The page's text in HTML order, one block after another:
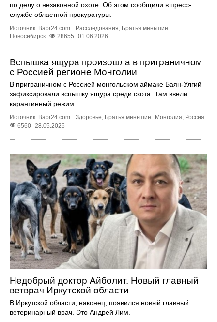
по делу о незаконной охоте. Об этом сообщили в пресс-
службе областной прокуратуры.
Источник: Babr24.com. Расследования, Братья меньшие
Новосибирск
28655 01.06.2026
Вспышка ящура произошла в приграничном
с Россией регионе Монголии
В приграничном с Россией монгольском аймаке Баян-Улгий
зафиксировали вспышку ящура среди скота. Там ввели
карантинный режим.
Источник: Babr24.com. Здоровье, Братья меньшие Монголия, Россия
6560
28.05.2026
Недобрый доктор Айболит. Новый главный
ветврач Иркутской области
В Иркутской области, наконец, появился новый главный
ветеринарный врач. Это Андрей Лим.